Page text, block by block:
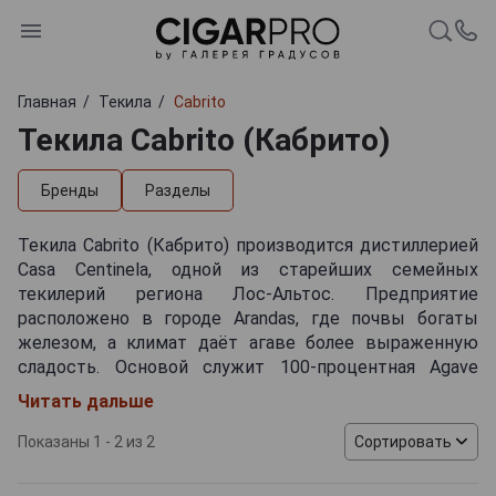
Главная Текила Cabrito
Текила Cabrito (Кабрито)
Бренды Разделы
Текила Cabrito (Кабрито) производится дистиллерией
Casa Centinela, одной из старейших семейных
текилерий региона Лос-Альтос. Предприятие
расположено в городе Arandas, где почвы богаты
железом, а климат даёт агаве более выраженную
сладость. Основой служит 100-процентная Agave
Tequilana Weber Azul, выращиваемая на собственных и
партнёрских полях высокогорья. Производство
сочетает традиционную термическую обработку
сердцевины агавы, медленное дробление и
Читать дальше
Показаны 1 - 2 из 2 Сортировать